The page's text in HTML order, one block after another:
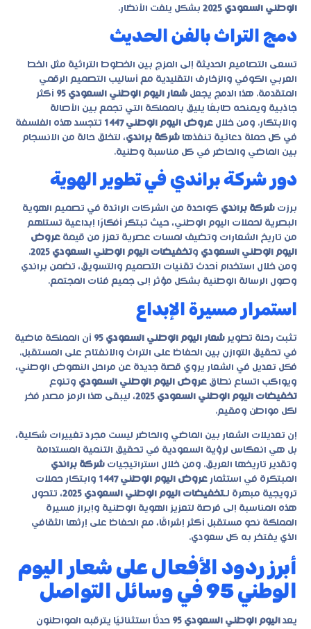
الوطني السعودي 2025
بشكل يلفت الأنظار.
دمج التراث بالفن الحديث
تسعى التصاميم الحديثة إلى المزج بين الخطوط التراثية مثل الخط
العربي الكوفي والزخارف التقليدية مع أساليب التصميم الرقمي
المتقدمة. هذا الدمج يجعل شعار اليوم الوطني السعودي 95
أكثر
جاذبية ويمنحه طابعًا يليق بالمملكة التي تجمع بين الأصالة
والابتكار. ومن خلال عروض اليوم الوطني 1447
تتجسد هذه الفلسفة
في كل حملة دعائية تنفذها شركة براندي، لتخلق حالة من الانسجام
بين الماضي والحاضر في كل مناسبة وطنية.
دور شركة براندي في تطوير الهوية
برزت شركة براندي كواحدة من الشركات الرائدة في تصميم الهوية
البصرية لحملات اليوم الوطني، حيث تبتكر أفكارًا إبداعية تستلهم
من تاريخ الشعارات وتضيف لمسات عصرية تعزز من قيمة عروض
اليوم الوطني السعودي وتخفيضات اليوم الوطني السعودي 2025
.
ومن خلال استخدام أحدث تقنيات التصميم والتسويق، تضمن براندي
وصول الرسالة الوطنية بشكل مؤثر إلى جميع فئات المجتمع.
استمرار مسيرة الإبداع
تثبت رحلة تطوير شعار اليوم الوطني السعودي 95
أن المملكة ماضية
في تحقيق التوازن بين الحفاظ على التراث والانفتاح على المستقبل.
فكل تعديل في الشعار يروي قصة جديدة عن مراحل النهوض الوطني،
ويواكب اتساع نطاق عروض اليوم الوطني السعودي وتنوع
تخفيضات اليوم الوطني السعودي 2025
، ليبقى هذا الرمز مصدر فخر
لكل مواطن ومقيم.
إن تعديلات الشعار بين الماضي والحاضر ليست مجرد تغييرات شكلية،
بل هي انعكاس لرؤية السعودية في تحقيق التنمية المستدامة
وتقدير تاريخها العريق. ومن خلال استراتيجيات شركة براندي
المبتكرة في استثمار عروض اليوم الوطني 1447
وابتكار حملات
ترويجية مبهرة لـتخفيضات اليوم الوطني السعودي 2025
، تتحول
هذه المناسبة إلى فرصة لتعزيز الهوية الوطنية وإبراز مسيرة
المملكة نحو مستقبل أكثر إشراقًا، مع الحفاظ على إرثها الثقافي
الذي يفتخر به كل سعودي.
أبرز ردود الأفعال على شعار اليوم
الوطني 95 في وسائل التواصل
يعد اليوم الوطني السعودي 95
حدثًا استثنائيًا يترقبه المواطنون